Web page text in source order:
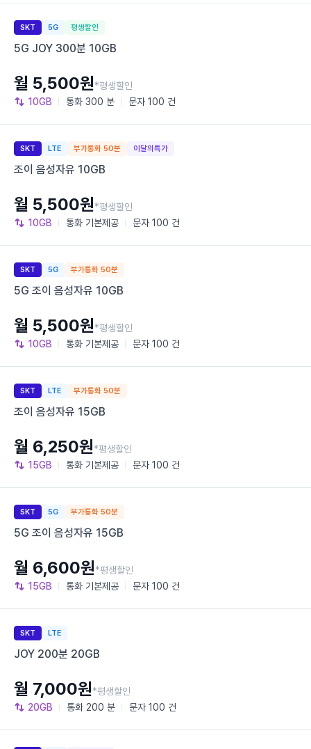
SKT 5G 평생할인
5G JOY 300분 10GB
10GB 통화 300 분 문자 100 건
월 5,500원*평생할인
SKT LTE 부가통화 50분 이달의특가
조이 음성자유 10GB
10GB 통화 기본제공 문자 100 건
월 5,500원*평생할인
SKT 5G 부가통화 50분
5G 조이 음성자유 10GB
10GB 통화 기본제공 문자 100 건
월 5,500원*평생할인
SKT LTE 부가통화 50분
조이 음성자유 15GB
15GB 통화 기본제공 문자 100 건
월 6,250원*평생할인
SKT 5G 부가통화 50분
5G 조이 음성자유 15GB
15GB 통화 기본제공 문자 100 건
월 6,600원*평생할인
SKT LTE
JOY 200분 20GB
20GB 통화 200 분 문자 100 건
월 7,000원*평생할인